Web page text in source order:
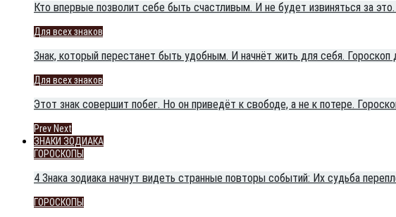
Кто впервые позволит себе быть счастливым. И не будет извиняться за
Для всех знаков
Знак, который перестанет быть удобным. И начнёт жить для себя. Гороскоп
Для всех знаков
Этот знак совершит побег. Но он приведёт к свободе, а не к потере.
Prev Next
ЗНАКИ ЗОДИАКА
ГОРОСКОПЫ
4 Знака зодиака начнут видеть странные повторы событий: Их судьба
ГОРОСКОПЫ